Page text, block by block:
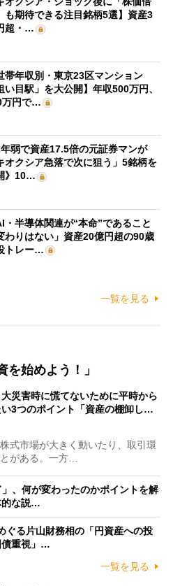
も期待できる注目銘柄5選】資産3
超・…
帯年収別・東京23区マンション
い目駅」を大公開】年収500万円、
万円で…
年弱で資産17.5倍の元証券マンが
オクシア急落で次に狙う」5銘柄を
》10…
・半導体関連が“本命”であること
わりはない」資産20億円超の90歳
トレー…
一覧を見る
を始めよう！」
大災害時に慌てないために平時から
3つのポイント「資産の棚卸し…
式市場が大きく動いたり、取引環
がある。一方…
、何が変わったのかポイントを解
的な説…
ぐる片山財務相の「円資産への投
重視」…
一覧を見る